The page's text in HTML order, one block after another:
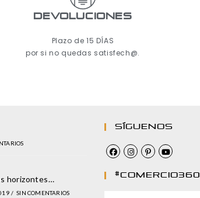
Devoluciones
Plazo de 15 DÍAS
por si no quedas satisfech@.
horizontes…
/ SIN COMENTARIOS
Síguenos
#comercio360